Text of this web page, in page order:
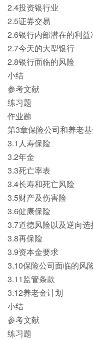
2.4投资银行业
2.5证券交易
2.6银行内部潜在的利益
2.7今天的大型银行
2.8银行面临的风险
小结
参考文献
练习题
作业题
第3章保险公司和养老
3.1人寿保险
3.2年金
3.3死亡率表
3.4长寿和死亡风险
3.5财产及伤害险
3.6健康保险
3.7道德风险以及逆向选
3.8再保险
3.9资本金要求
3.10保险公司面临的风
3.11监管条款
3.12养老金计划
小结
参考文献
练习题